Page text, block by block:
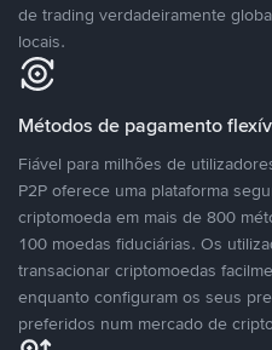
de trading verdadeiramente
locais.
Métodos de pagamento
Fiável para milhões de
P2P oferece uma plataforma
criptomoeda em mais de 800
100 moedas fiduciárias. Os
transacionar criptomoedas
enquanto configuram os seus
preferidos num mercado de